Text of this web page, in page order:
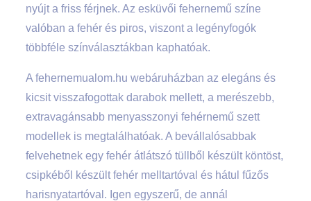
nyújt a friss férjnek. Az esküvői fehernemű színe
valóban a fehér és piros, viszont a legényfogók
többféle színválasztákban kaphatóak.
A fehernemualom.hu webáruházban az elegáns és
kicsit visszafogottak darabok mellett, a merészebb,
extravagánsabb menyasszonyi fehérnemű szett
modellek is megtalálhatóak. A bevállalósabbak
felvehetnek egy fehér átlátszó tüllből készült köntöst,
csipkéből készült fehér melltartóval és hátul fűzős
harisnyatartóval. Igen egyszerű, de annál